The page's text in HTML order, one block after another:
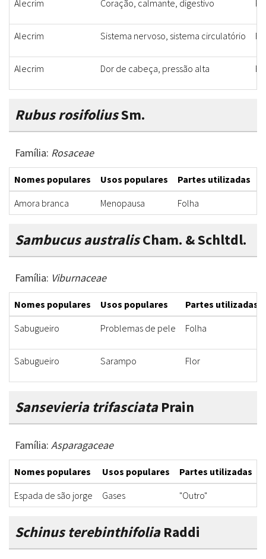
Alecrim
Coração, calmante, digestivo
Alecrim Sistema nervoso, sistema circulatório
Alecrim Dor de cabeça, pressão alta
Rubus rosifoliusSm.
Família: Rosaceae
Nomes populares Usos populares Partes utilizadas
Amora branca
Menopausa Folha
Sambucus australisCham. & Schltdl.
Família: Viburnaceae
Nomes populares Usos populares
Partes utilizadas
Sabugueiro
Problemas de pele Folha
Sabugueiro Sarampo Flor
Sansevieria trifasciataPrain
Família: Asparagaceae
Nomes populares Usos populares Partes utilizadas
Espada de são jorge
Gases "Outro"
Schinus terebinthifoliaRaddi